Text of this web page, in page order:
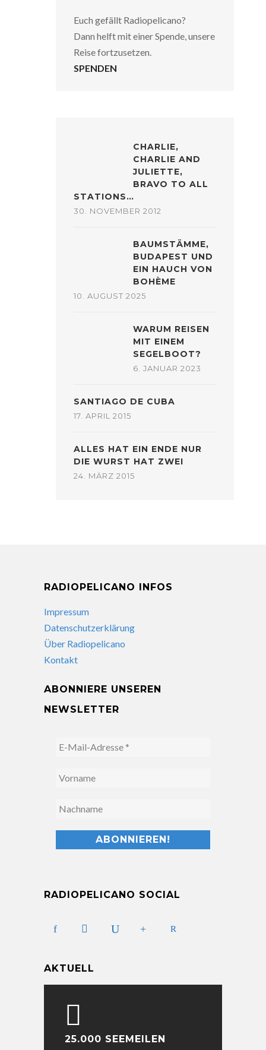
Euch gefällt Radiopelicano?
Dann helft mit einer Spende, unsere
Reise fortzusetzen.
SPENDEN
CHARLIE,
CHARLIE AND
JULIETTE,
BRAVO TO ALL
STATIONS…
30. NOVEMBER 2012
BAUMSTÄMME,
BUDAPEST UND
EIN HAUCH VON
BOHÈME
10. AUGUST 2025
WARUM REISEN
MIT EINEM
SEGELBOOT?
6. JANUAR 2023
SANTIAGO DE CUBA
17. APRIL 2015
ALLES HAT EIN ENDE NUR
DIE WURST HAT ZWEI
24. MÄRZ 2015
RADIOPELICANO INFOS
Impressum
Datenschutzerklärung
Über Radiopelicano
Kontakt
ABONNIERE UNSEREN
NEWSLETTER
RADIOPELICANO SOCIAL
AKTUELL
25.000 SEEMEILEN